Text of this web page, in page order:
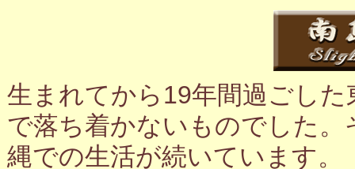
生まれてから19年間過ごし
で落ち着かないものでした
縄での生活が続いています